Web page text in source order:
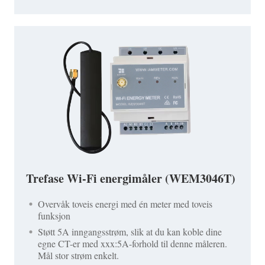
Trefase Wi-Fi energimåler (WEM3046T)
Overvåk toveis energi med én meter med toveis
funksjon
Støtt 5A inngangsstrøm, slik at du kan koble dine
egne CT-er med xxx:5A-forhold til denne måleren.
Mål stor strøm enkelt.